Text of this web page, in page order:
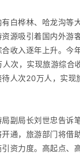
桦林、哈龙沟等
源吸引着国内外游
收入逐年上升。今
次，实现旅游综合
人次20万人，实现
局长刘世忠告诉笔
通，旅游部门将借
资力度。高起点、